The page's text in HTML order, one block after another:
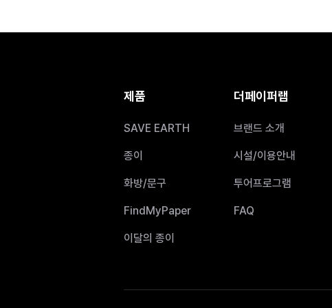
제품
SAVE EARTH
종이
화방/문구
FindMyPaper
이달의 종이
더페이퍼랩
브랜드 소개
시설/이용안내
투어프로그램
FAQ